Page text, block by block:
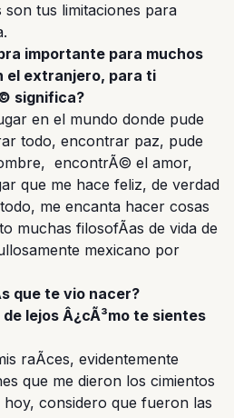
son tus limitaciones para
importante para muchos
el extranjero, para ti
significa?
en el mundo donde pude
todo, encontrar paz, pude
encontrÃ© el amor,
que me hace feliz, de verdad
me encanta hacer cosas
muchas filosofÃ­as de vida de
mexicano por
que te vio nacer?
lejos Â¿cÃ³mo te sientes
raÃ­ces, evidentemente
que me dieron los cimientos
considero que fueron las